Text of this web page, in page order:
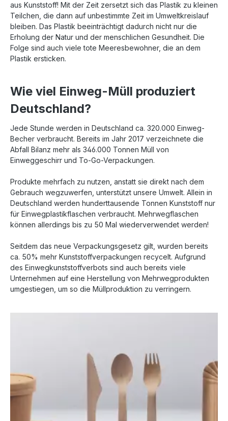
aus Kunststoff! Mit der Zeit zersetzt sich das Plastik zu kleinen
Teilchen, die dann auf unbestimmte Zeit im Umweltkreislauf
bleiben. Das Plastik beeinträchtigt dadurch nicht nur die
Erholung der Natur und der menschlichen Gesundheit. Die
Folge sind auch viele tote Meeresbewohner, die an dem
Plastik ersticken.
Wie viel Einweg-Müll produziert
Deutschland?
Jede Stunde werden in Deutschland ca. 320.000 Einweg-
Becher verbraucht. Bereits im Jahr 2017 verzeichnete die
Abfall Bilanz mehr als 346.000 Tonnen Müll von
Einweggeschirr und To-Go-Verpackungen.
Produkte mehrfach zu nutzen, anstatt sie direkt nach dem
Gebrauch wegzuwerfen, unterstützt unsere Umwelt. Allein in
Deutschland werden hunderttausende Tonnen Kunststoff nur
für Einwegplastikflaschen verbraucht. Mehrwegflaschen
können allerdings bis zu 50 Mal wiederverwendet werden!
Seitdem das neue Verpackungsgesetz gilt, wurden bereits
ca. 50% mehr Kunststoffverpackungen recycelt. Aufgrund
des Einwegkunststoffverbots sind auch bereits viele
Unternehmen auf eine Herstellung von Mehrwegprodukten
umgestiegen, um so die Müllproduktion zu verringern.